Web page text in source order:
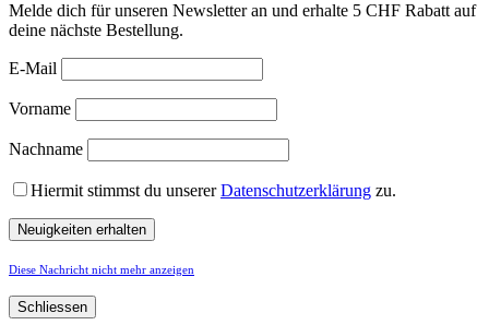
Melde dich für unseren Newsletter an und erhalte 5 CHF Rabatt auf
deine nächste Bestellung.
E-Mail
Vorname
Nachname
Hiermit stimmst du unsererDatenschutzerklärung zu.
Diese Nachricht nicht mehr anzeigen
Schliessen